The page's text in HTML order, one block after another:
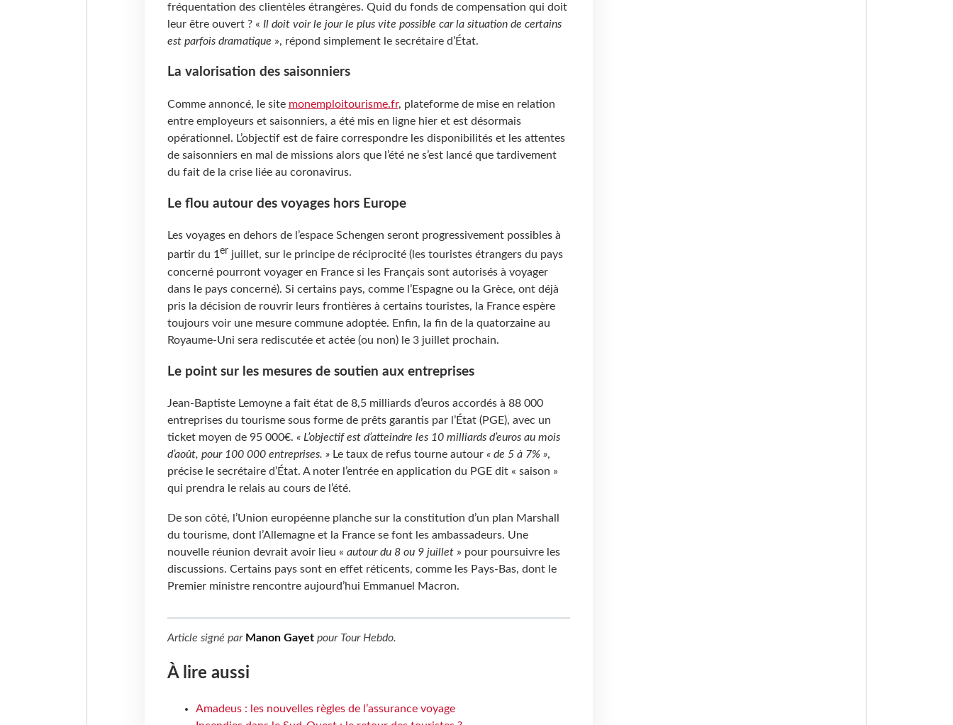
fréquentation des clientèles étrangères. Quid du fonds de compensation qui doit
leur être ouvert ? « Il doit voir le jour le plus vite possible car la situation de certains
est parfois dramatique », répond simplement le secrétaire d’État.
La valorisation des saisonniers
Comme annoncé, le site monemploitourisme.fr, plateforme de mise en relation
entre employeurs et saisonniers, a été mis en ligne hier et est désormais
opérationnel. L’objectif est de faire correspondre les disponibilités et les attentes
de saisonniers en mal de missions alors que l’été ne s’est lancé que tardivement
du fait de la crise liée au coronavirus.
Le flou autour des voyages hors Europe
Les voyages en dehors de l’espace Schengen seront progressivement possibles à
partir du 1er juillet, sur le principe de réciprocité (les touristes étrangers du pays
concerné pourront voyager en France si les Français sont autorisés à voyager
dans le pays concerné). Si certains pays, comme l’Espagne ou la Grèce, ont déjà
pris la décision de rouvrir leurs frontières à certains touristes, la France espère
toujours voir une mesure commune adoptée. Enfin, la fin de la quatorzaine au
Royaume-Uni sera rediscutée et actée (ou non) le 3 juillet prochain.
Le point sur les mesures de soutien aux entreprises
Jean-Baptiste Lemoyne a fait état de 8,5 milliards d’euros accordés à 88 000
entreprises du tourisme sous forme de prêts garantis par l’État (PGE), avec un
ticket moyen de 95 000€. « L’objectif est d’atteindre les 10 milliards d’euros au mois
d’août, pour 100 000 entreprises. »Le taux de refus tourne autour « de 5 à 7% »,
précise le secrétaire d’État. A noter l’entrée en application du PGE dit « saison »
qui prendra le relais au cours de l’été.
De son côté, l’Union européenne planche sur la constitution d’un plan Marshall
du tourisme, dont l’Allemagne et la France se font les ambassadeurs. Une
nouvelle réunion devrait avoir lieu « autour du 8 ou 9 juillet » pour poursuivre les
discussions. Certains pays sont en effet réticents, comme les Pays-Bas, dont le
Premier ministre rencontre aujourd’hui Emmanuel Macron.
Article signé par Manon Gayetpour Tour Hebdo.
À lire aussi
Amadeus : les nouvelles règles de l’assurance voyage